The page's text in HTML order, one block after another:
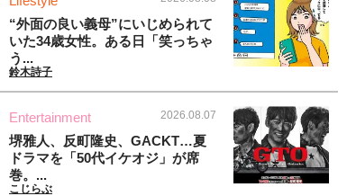
“外面の良い義母”にいじめられて
いた34歳女性。ある日「笑っちゃ
う...
鈴木詩子
Entertainment 2026.08.07
堺雅人、反町隆史、GACKT…夏
ドラマを「50代イケオジ」が席
巻。...
こじらぶ